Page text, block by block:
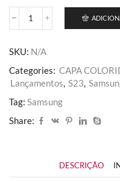
S23
SKU: N/A
Categories: CAPA
Lançamentos, S23,
Tag: Samsung
Share:
DESCRIÇÃO